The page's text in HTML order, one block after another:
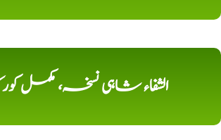
الشفاء شاہی نسخہ، مکمل